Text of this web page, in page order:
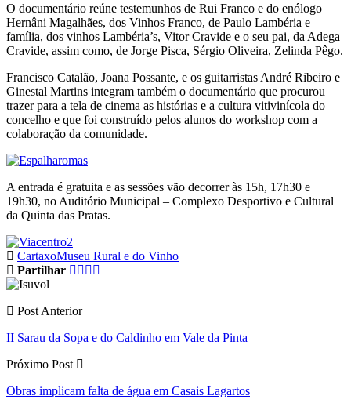
O documentário reúne testemunhos de Rui Franco e do enólogo
Hernâni Magalhães, dos Vinhos Franco, de Paulo Lambéria e
família, dos vinhos Lambéria’s, Vitor Cravide e o seu pai, da Adega
Cravide, assim como, de Jorge Pisca, Sérgio Oliveira, Zelinda Pêgo.
Francisco Catalão, Joana Possante, e os guitarristas André Ribeiro e
Ginestal Martins integram também o documentário que procurou
trazer para a tela de cinema as histórias e a cultura vitivinícola do
concelho e que foi construído pelos alunos do workshop com a
colaboração da comunidade.
A entrada é gratuita e as sessões vão decorrer às 15h, 17h30 e
19h30, no Auditório Municipal – Complexo Desportivo e Cultural
da Quinta das Pratas.
CartaxoMuseu Rural e do Vinho
Partilhar
Post Anterior
II Sarau da Sopa e do Caldinho em Vale da Pinta
Próximo Post
Obras implicam falta de água em Casais Lagartos